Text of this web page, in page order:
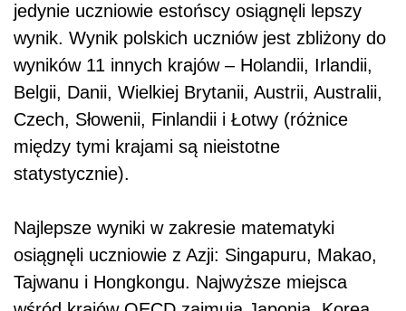
jedynie uczniowie estońscy osiągnęli lepszy
wynik. Wynik polskich uczniów jest zbliżony do
wyników 11 innych krajów – Holandii, Irlandii,
Belgii, Danii, Wielkiej Brytanii, Austrii, Australii,
Czech, Słowenii, Finlandii i Łotwy (różnice
między tymi krajami są nieistotne
statystycznie).
Najlepsze wyniki w zakresie matematyki
osiągnęli uczniowie z Azji: Singapuru, Makao,
Tajwanu i Hongkongu. Najwyższe miejsca